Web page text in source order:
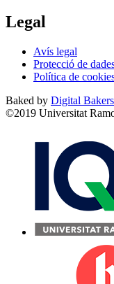
Legal
Avís legal
Protecció de
Política de
Baked by Digital Bakers
©2019 Universitat